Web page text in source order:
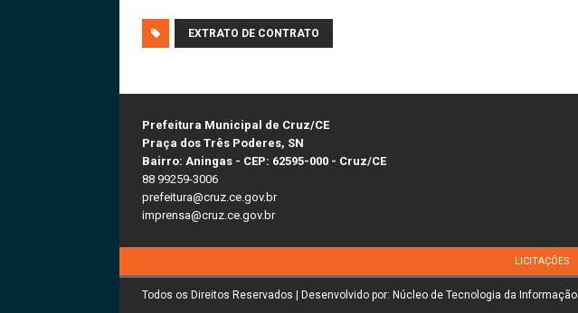
EXTRATO DE CONTRATO
Prefeitura Municipal de Cruz/CE
Praça dos Três Poderes, SN
Bairro: Aningas - CEP: 62595-000 - Cruz/CE
88 99259-3006
prefeitura@cruz.ce.gov.br
imprensa@cruz.ce.gov.br
LICITAÇÕES
Todos os Direitos Reservados | Desenvolvido por: Núcleo de Tecnologia da Informação